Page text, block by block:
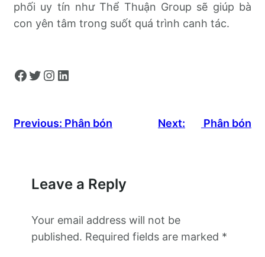
phối uy tín như Thể Thuận Group sẽ giúp bà
con yên tâm trong suốt quá trình canh tác.
Facebook Twitter Instagram LinkedIn
Previous: Phân bón Next: Phân bón
Leave a Reply
Your email address will not be
published. Required fields are marked *